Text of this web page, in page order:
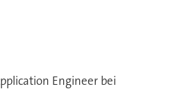
Engineer bei